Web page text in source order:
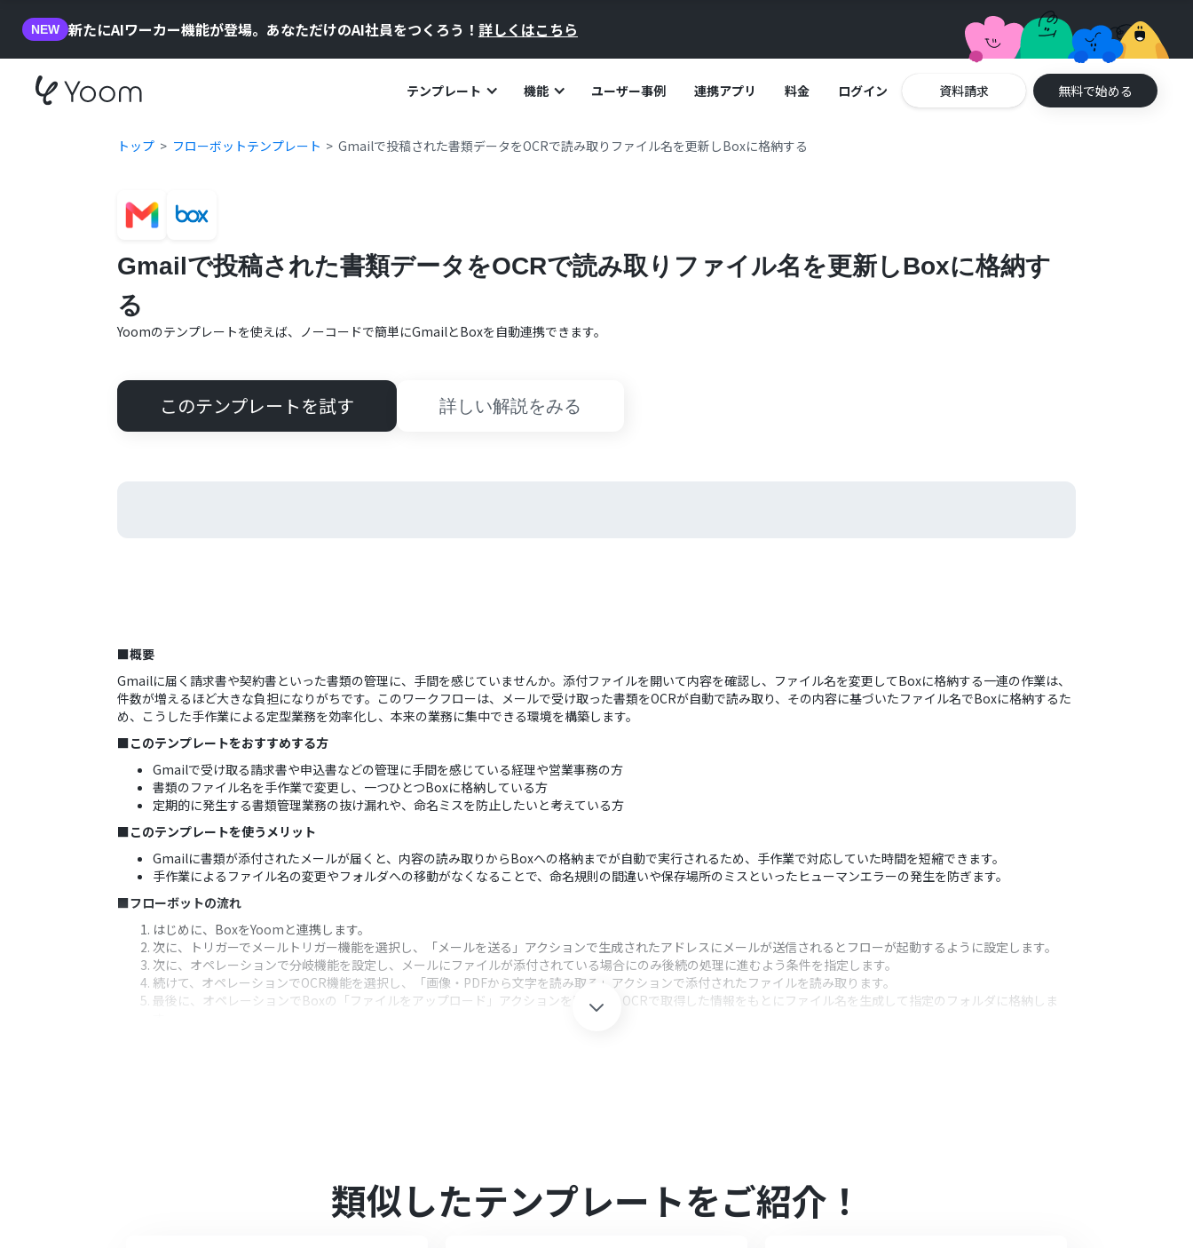
NEW 新たにAIワーカー機能が登場。あなただけのAI社員をつくろう！ 詳しくはこちら
テンプレート 機能 ユーザー事例 連携アプリ 料金 ログイン 資料請求 無料で始める
トップ フローボットテンプレート Gmailで投稿された書類データをOCRで読み取りファイル名を更新しBoxに格納する
Gmailで投稿された書類データをOCRで読み取りファイル名を更新しBoxに格納す
る
Yoomのテンプレートを使えば、ノーコードで簡単にGmailとBoxを自動連携できます。
このテンプレートを試す 詳しい解説をみる
■概要
Gmailに届く請求書や契約書といった書類の管理に、手間を感じていませんか。添付ファイルを開いて内容を確認し、ファイル名を変更してBoxに格納する一連の作業は、
件数が増えるほど大きな負担になりがちです。このワークフローは、メールで受け取った書類をOCRが自動で読み取り、その内容に基づいたファイル名でBoxに格納するた
め、こうした手作業による定型業務を効率化し、本来の業務に集中できる環境を構築します。
■このテンプレートをおすすめする方
Gmailで受け取る請求書や申込書などの管理に手間を感じている経理や営業事務の方
書類のファイル名を手作業で変更し、一つひとつBoxに格納している方
定期的に発生する書類管理業務の抜け漏れや、命名ミスを防止したいと考えている方
■このテンプレートを使うメリット
Gmailに書類が添付されたメールが届くと、内容の読み取りからBoxへの格納までが自動で実行されるため、手作業で対応していた時間を短縮できます。
手作業によるファイル名の変更やフォルダへの移動がなくなることで、命名規則の間違いや保存場所のミスといったヒューマンエラーの発生を防ぎます。
■フローボットの流れ
はじめに、BoxをYoomと連携します。
次に、トリガーでメールトリガー機能を選択し、「メールを送る」アクションで生成されたアドレスにメールが送信されるとフローが起動するように設定します。
次に、オペレーションで分岐機能を設定し、メールにファイルが添付されている場合にのみ後続の処理に進むよう条件を指定します。
続けて、オペレーションでOCR機能を選択し、「画像・PDFから文字を読み取る」アクションで添付されたファイルを読み取ります。
最後に、オペレーションでBoxの「ファイルをアップロード」アクションを設定し、OCRで取得した情報をもとにファイル名を生成して指定のフォルダに格納しま
BoxとYoomを連携してください。
OCRデータは6,500文字以上のデータや文字が小さい場合などは読み取れない場合があるので、ご注意ください。
類似したテンプレートをご紹介！